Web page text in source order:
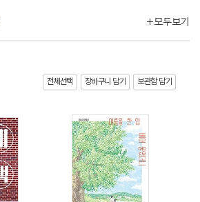
+모두보기
전체선택 장바구니 담기 보관함 담기